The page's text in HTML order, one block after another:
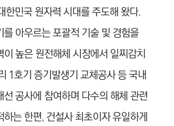
한민국 원자력 시대를 주도해 왔다.
아우르는 포괄적 기술 및 경험을
높은 원전해체 시장에서 일찌감치
1호기 증기발생기 교체공사 등 국내
공사에 참여하며 다수의 해체 관련
는 한편, 건설사 최초이자 유일하게